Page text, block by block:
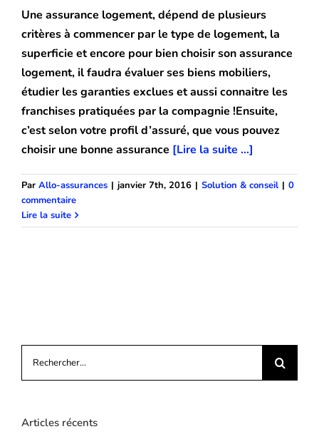
Une assurance logement, dépend de plusieurs
critères à commencer par le type de logement, la
superficie et encore pour bien choisir son assurance
logement, il faudra évaluer ses biens mobiliers,
étudier les garanties exclues et aussi connaitre les
franchises pratiquées par la compagnie !Ensuite,
c’est selon votre profil d’assuré, que vous pouvez
choisir une bonne assurance [Lire la suite ...]
Par Allo-assurances | janvier 7th, 2016 | Solution & conseil | 0
commentaire
Lire la suite
Articles récents